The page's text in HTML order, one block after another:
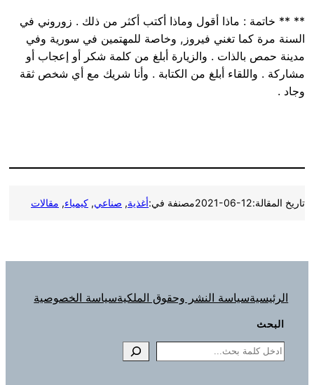
** ** خاتمة : ماذا أقول وماذا أكتب أكثر من ذلك . زوروني في
السنة مرة كما تغني فيروز, وخاصة للمهتمين في سورية وفي
مدينة حمص بالذات . والزيارة أبلغ من كلمة شكر أو إعجاب أو
مشاركة . واللقاء أبلغ من الكتابة . وأنا شريك مع أي شخص ثقة
وجاد .
تاريخ المقالة:2021-06-12مصنفة في:أغذية, صناعي, كيمياء, مقالات
الرئيسيةسياسة النشر وحقوق الملكيةسياسة الخصوصية
البحث
Search